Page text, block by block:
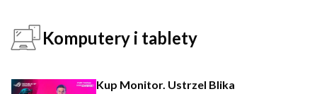
Komputery i tablety
Kup Monitor. Ustrzel Blika